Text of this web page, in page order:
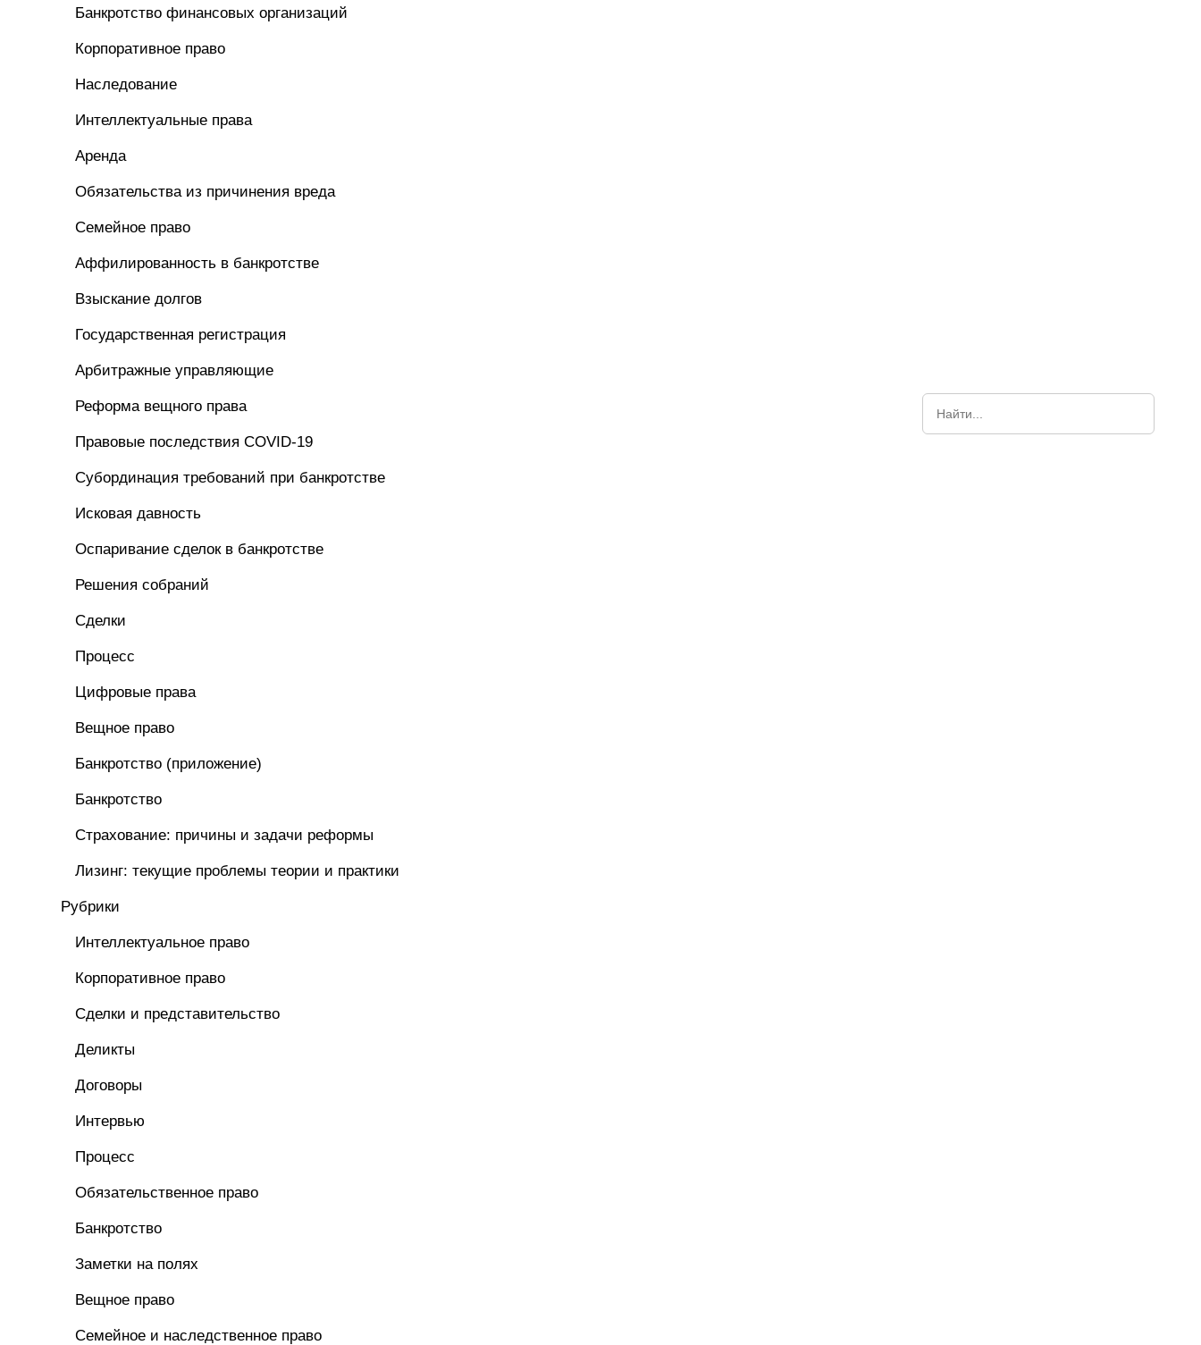
Банкротство финансовых организаций
Корпоративное право
Наследование
Интеллектуальные права
Аренда
Обязательства из причинения вреда
Семейное право
Аффилированность в банкротстве
Взыскание долгов
Государственная регистрация
Арбитражные управляющие
Реформа вещного права
Правовые последствия COVID-19
Субординация требований при банкротстве
Исковая давность
Оспаривание сделок в банкротстве
Решения собраний
Сделки
Процесс
Цифровые права
Вещное право
Банкротство (приложение)
Банкротство
Страхование: причины и задачи реформы
Лизинг: текущие проблемы теории и практики
Рубрики
Интеллектуальное право
Корпоративное право
Сделки и представительство
Деликты
Договоры
Интервью
Процесс
Обязательственное право
Банкротство
Заметки на полях
Вещное право
Семейное и наследственное право